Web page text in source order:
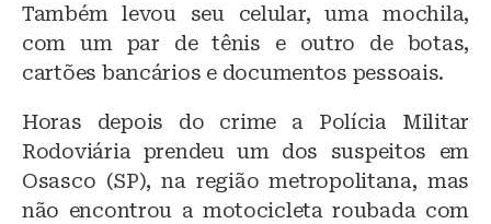
Também levou seu celular, uma mochila,
com um par de tênis e outro de botas,
cartões bancários e documentos pessoais.
Horas depois do crime a Polícia Militar
Rodoviária prendeu um dos suspeitos em
Osasco (SP), na região metropolitana, mas
não encontrou a motocicleta roubada com